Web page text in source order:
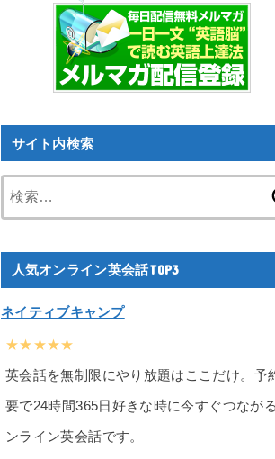
サイト内検索
人気オンライン英会話TOP3
ネイティブキャンプ
★★★★★
英会話を無制限にやり放題はここだけ。予
要で24時間365日好きな時に今すぐつなが
ンライン英会話です。